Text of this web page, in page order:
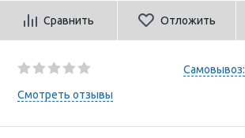
Сравнить Отложить
Самовывоз:
Смотреть отзывы